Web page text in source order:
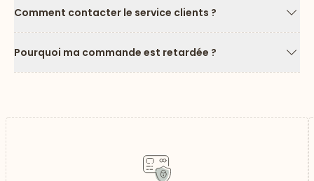
Comment contacter le service clients ?
Pourquoi ma commande est retardée ?